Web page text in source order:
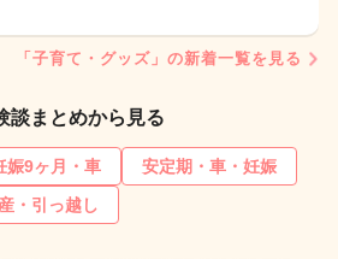
「子育て・グッズ」の新着一覧を見る
談まとめから見る
娠9ヶ月・車
安定期・車・妊娠
・引っ越し